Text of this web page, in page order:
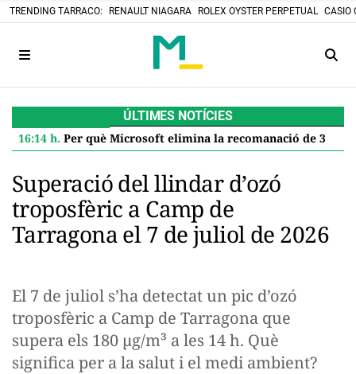
TRENDING TARRACO: RENAULT NIAGARA ROLEX OYSTER PERPETUAL CASIO
ÚLTIMES NOTÍCIES
16:14 h. Per què Microsoft elimina la recomanació de 32 GB de RAM per a Windows 11 i què significa per a tu
Superació del llindar d’ozó
troposfèric a Camp de
Tarragona el 7 de juliol de 2026
El 7 de juliol s’ha detectat un pic d’ozó
troposfèric a Camp de Tarragona que
supera els 180 µg/m³ a les 14 h. Què
significa per a la salut i el medi ambient?